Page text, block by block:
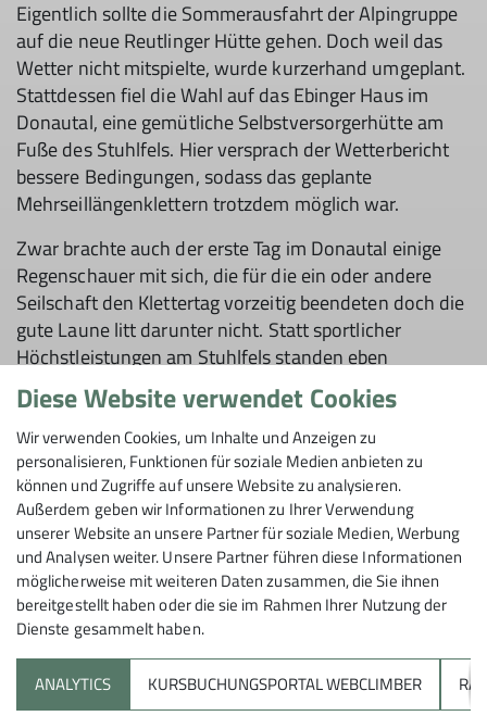
Eigentlich sollte die Sommerausfahrt der Alpingruppe
auf die neue Reutlinger Hütte gehen. Doch weil das
Wetter nicht mitspielte, wurde kurzerhand umgeplant.
Stattdessen fiel die Wahl auf das Ebinger Haus im
Donautal, eine gemütliche Selbstversorgerhütte am
Fuße des Stuhlfels. Hier versprach der Wetterbericht
bessere Bedingungen, sodass das geplante
Mehrseillängenklettern trotzdem möglich war.
Zwar brachte auch der erste Tag im Donautal einige
Regenschauer mit sich, die für die ein oder andere
Seilschaft den Klettertag vorzeitig beendeten doch die
gute Laune litt darunter nicht. Statt sportlicher
Höchstleistungen am Stuhlfels standen eben
kulinarische Höchstleistungen in der Hütte auf dem
Programm – eine riesige Portion köstlicher
Käsespätzle.
Und offenbar hatten alle brav ihre Teller leer gegessen
– denn am nächsten Tag zeigte sich das Wetter von
seiner besten Seite und bot perfekte Bedingungen
zum Klettern. So konnten alle 10 Teilnehmer das
Legen mobiler Sicherungen (Friends und Keile),
verschiedene Techniken des Standplatzbaus, Klettern
in Dreierseilschaft, den Umgang mit Halbseilen und
das Abseilen praxisnah trainieren. Es war ein sehr
lehrreicher Tag und fast alle Teilnehmer hatten Ihren
Diese Website verwendet Cookies
Wir verwenden Cookies, um Inhalte und Anzeigen zu
personalisieren, Funktionen für soziale Medien anbieten zu
können und Zugriffe auf unsere Website zu analysieren.
Außerdem geben wir Informationen zu Ihrer Verwendung
unserer Website an unsere Partner für soziale Medien, Werbung
und Analysen weiter. Unsere Partner führen diese Informationen
möglicherweise mit weiteren Daten zusammen, die Sie ihnen
bereitgestellt haben oder die sie im Rahmen Ihrer Nutzung der
Dienste gesammelt haben.
ANALYTICS KURSBUCHUNGSPORTAL WEBCLIMBER